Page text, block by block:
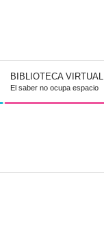
BIBLIOTECA VIRTUAL
El saber no ocupa espacio